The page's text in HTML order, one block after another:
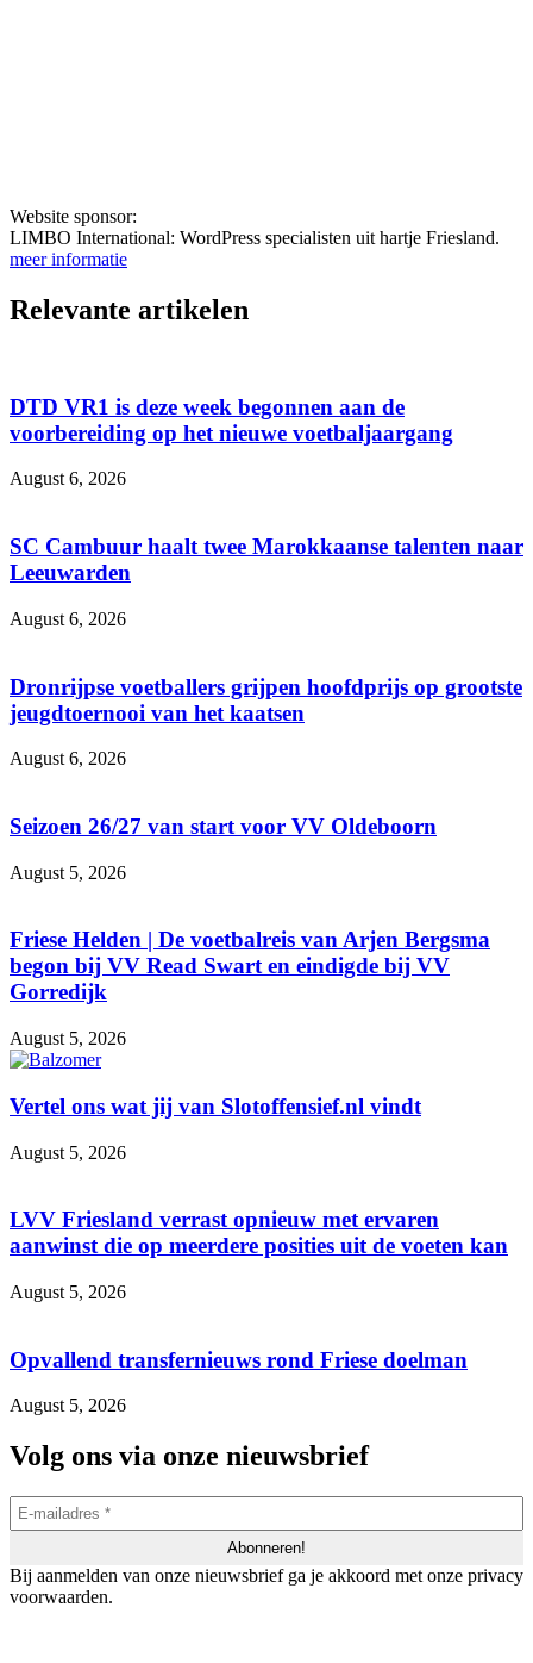
Website sponsor:
LIMBO International: WordPress specialisten uit hartje Friesland.
meer informatie
Relevante artikelen
DTD VR1 is deze week begonnen aan de
voorbereiding op het nieuwe voetbaljaargang
August 6, 2026
SC Cambuur haalt twee Marokkaanse talenten naar
Leeuwarden
August 6, 2026
Dronrijpse voetballers grijpen hoofdprijs op grootste
jeugdtoernooi van het kaatsen
August 6, 2026
Seizoen 26/27 van start voor VV Oldeboorn
August 5, 2026
Friese Helden | De voetbalreis van Arjen Bergsma
begon bij VV Read Swart en eindigde bij VV
Gorredijk
August 5, 2026
Vertel ons wat jij van Slotoffensief.nl vindt
August 5, 2026
LVV Friesland verrast opnieuw met ervaren
aanwinst die op meerdere posities uit de voeten kan
August 5, 2026
Opvallend transfernieuws rond Friese doelman
August 5, 2026
Volg ons via onze nieuwsbrief
Bij aanmelden van onze nieuwsbrief ga je akkoord met onze privacy
voorwaarden.